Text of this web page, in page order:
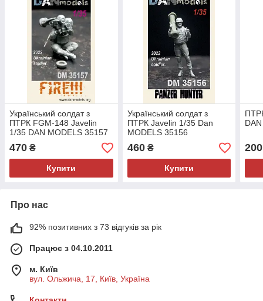
Український солдат з
ПТРК FGM-148 Javelin
1/35 DAN MODELS 35157
470 ₴
Купити
Український солдат з
ПТРК Javelin 1/35 Dan
MODELS 35156
460₴
Купити
200
Про нас
92% позитивних з 73 відгуків за рік
Працює з 04.10.2011
м. Київ
вул. Ольжича, 17, Київ, Україна